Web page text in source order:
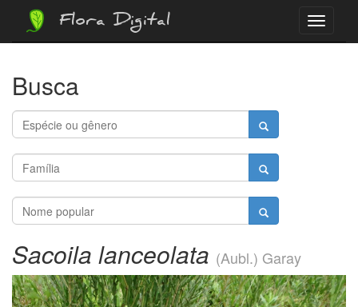
Menu
Flora Digital
Busca
Sacoila lanceolata (Aubl.) Garay